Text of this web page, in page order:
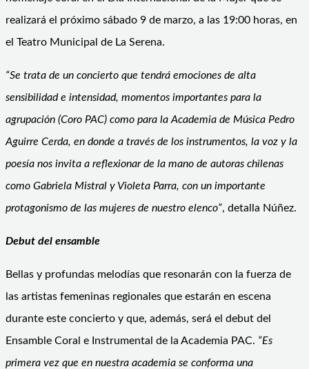
realizará el próximo sábado 9 de marzo, a las 19:00 horas, en
el Teatro Municipal de La Serena.
“Se trata de un concierto que tendrá emociones de alta
sensibilidad e intensidad, momentos importantes para la
agrupación (Coro PAC) como para la Academia de Música Pedro
Aguirre Cerda, en donde a través de los instrumentos, la voz y la
poesía nos invita a reflexionar de la mano de autoras chilenas
como Gabriela Mistral y Violeta Parra, con un importante
protagonismo de las mujeres de nuestro elenco”, detalla Núñez.
Debut del ensamble
Bellas y profundas melodías que resonarán con la fuerza de
las artistas femeninas regionales que estarán en escena
durante este concierto y que, además, será el debut del
Ensamble Coral e Instrumental de la Academia PAC. “Es
primera vez que en nuestra academia se conforma una